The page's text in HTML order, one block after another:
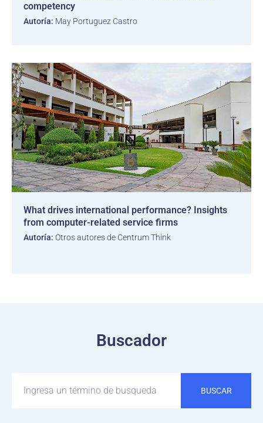
competency
Autoría: May Portuguez Castro
What drives international performance? Insights
from computer-related service firms
Autoría: Otros autores de Centrum Think
Buscador
BUSCAR